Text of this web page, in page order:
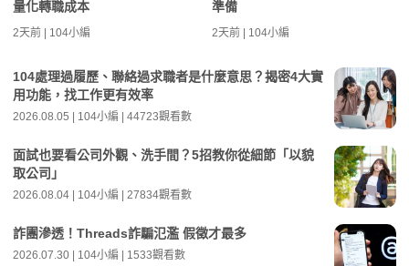
量化轉職成本
2天前 | 104小編
準備
2天前 | 104小編
104處理過履歷、聯絡過求職者是什麼意思？揭密4大實
用功能，找工作更有效率
2026.08.05 | 104小編 | 44723觀看數
面試也要看公司外觀、洗手間？5招教你從細節「以貌
取公司」
2026.08.04 | 104小編 | 27834觀看數
詐團滲透！Threads詐騙氾濫 假徵才最多
2026.07.30 | 104小編 | 1533觀看數